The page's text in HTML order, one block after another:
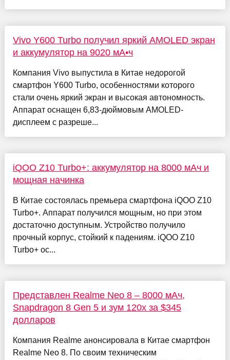
Vivo Y600 Turbo получил яркий AMOLED экран
и аккумулятор на 9020 мА•ч
Компания Vivo выпустила в Китае недорогой
смартфон Y600 Turbo, особенностями которого
стали очень яркий экран и высокая автономность.
Аппарат оснащен 6,83-дюймовым AMOLED-
дисплеем с разреше...
iQOO Z10 Turbo+: аккумулятор на 8000 мАч и
мощная начинка
В Китае состоялась премьера смартфона iQOO Z10
Turbo+. Аппарат получился мощным, но при этом
достаточно доступным. Устройство получило
прочный корпус, стойкий к падениям. iQOO Z10
Turbo+ ос...
Представлен Realme Neo 8 – 8000 мАч,
Snapdragon 8 Gen 5 и зум 120х за $345
долларов
Компания Realme анонсировала в Китае смартфон
Realme Neo 8. По своим техническим